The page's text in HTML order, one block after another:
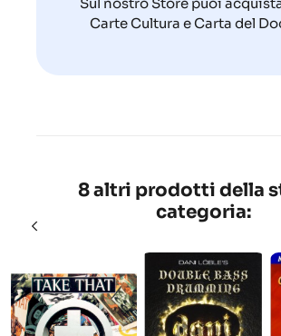
Carte Cultura e Carta del
8 altri prodotti della
categoria: